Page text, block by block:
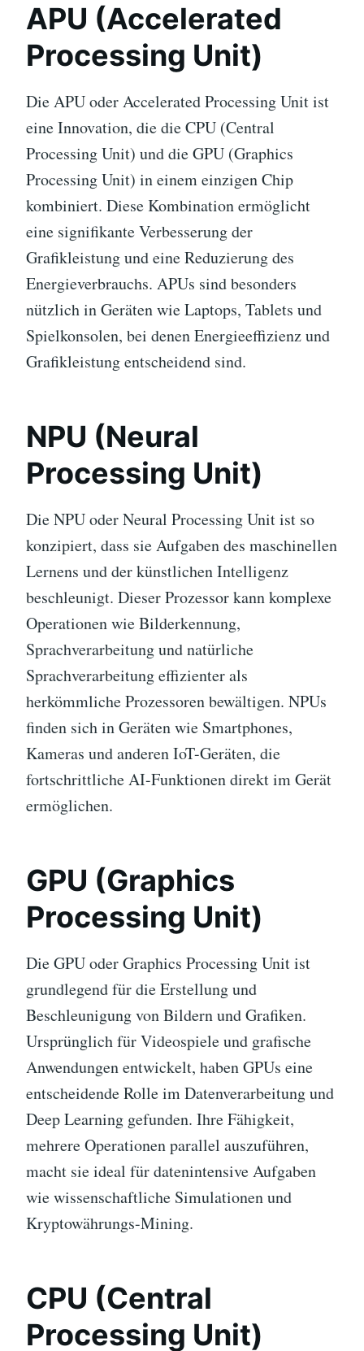
APU (Accelerated
Processing Unit)
Die APU oder Accelerated Processing Unit ist
eine Innovation, die die CPU (Central
Processing Unit) und die GPU (Graphics
Processing Unit) in einem einzigen Chip
kombiniert. Diese Kombination ermöglicht
eine signifikante Verbesserung der
Grafikleistung und eine Reduzierung des
Energieverbrauchs. APUs sind besonders
nützlich in Geräten wie Laptops, Tablets und
Spielkonsolen, bei denen Energieeffizienz und
Grafikleistung entscheidend sind.
NPU (Neural
Processing Unit)
Die NPU oder Neural Processing Unit ist so
konzipiert, dass sie Aufgaben des maschinellen
Lernens und der künstlichen Intelligenz
beschleunigt. Dieser Prozessor kann komplexe
Operationen wie Bilderkennung,
Sprachverarbeitung und natürliche
Sprachverarbeitung effizienter als
herkömmliche Prozessoren bewältigen. NPUs
finden sich in Geräten wie Smartphones,
Kameras und anderen IoT-Geräten, die
fortschrittliche AI-Funktionen direkt im Gerät
ermöglichen.
GPU (Graphics
Processing Unit)
Die GPU oder Graphics Processing Unit ist
grundlegend für die Erstellung und
Beschleunigung von Bildern und Grafiken.
Ursprünglich für Videospiele und grafische
Anwendungen entwickelt, haben GPUs eine
entscheidende Rolle im Datenverarbeitung und
Deep Learning gefunden. Ihre Fähigkeit,
mehrere Operationen parallel auszuführen,
macht sie ideal für datenintensive Aufgaben
wie wissenschaftliche Simulationen und
Kryptowährungs-Mining.
CPU (Central
Processing Unit)